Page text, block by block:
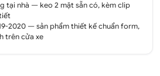
tại nhà — keo 2 mặt sẵn có, kèm clip
2020 — sản phẩm thiết kế chuẩn form,
trên cửa xe